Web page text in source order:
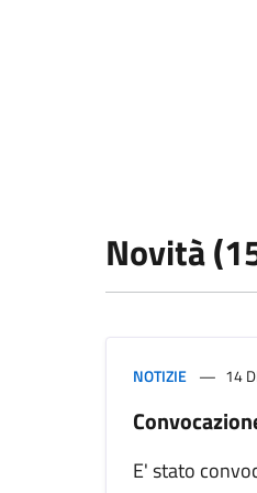
Novità
NOTIZIE 14
E' stato